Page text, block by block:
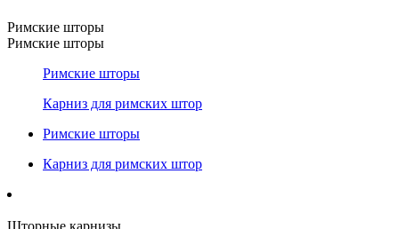
Римские шторы
Римские шторы
Римские шторы
Карниз для римских штор
Римские шторы
Карниз для римских штор
Шторные карнизы